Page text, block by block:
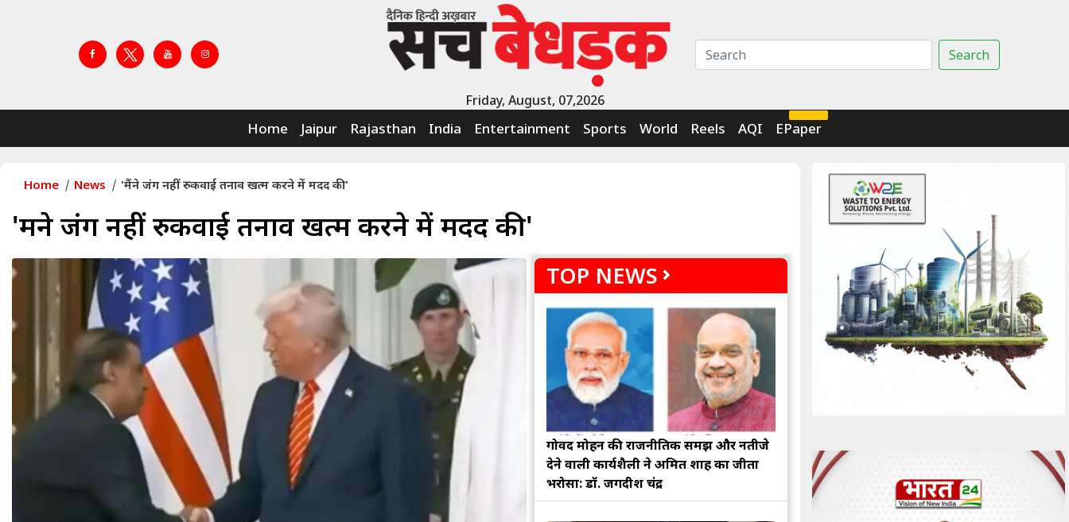
Friday, August, 07,2026
Search
Home Jaipur Rajasthan India Entertainment Sports World Reels AQI EPaper
Home News 'मैंने जंग नहीं रुकवाई तनाव खत्म करने में मदद की'
'मैंने जंग नहीं रुकवाई तनाव खत्म करने में मदद की'
TOP NEWS
गोविंद मोहन की राजनीतिक समझ और नतीजे
देने वाली कार्यशैली ने अमित शाह का जीता
भरोसा: डॉ. जगदीश चंद्र